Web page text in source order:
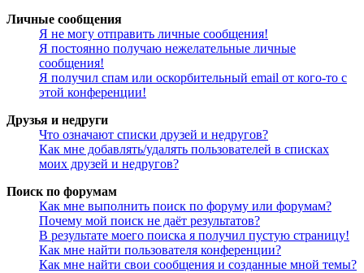
Личные сообщения
Я не могу отправить личные сообщения!
Я постоянно получаю нежелательные личные
сообщения!
Я получил спам или оскорбительный email от кого-то с
этой конференции!
Друзья и недруги
Что означают списки друзей и недругов?
Как мне добавлять/удалять пользователей в списках
моих друзей и недругов?
Поиск по форумам
Как мне выполнить поиск по форуму или форумам?
Почему мой поиск не даёт результатов?
В результате моего поиска я получил пустую страницу!
Как мне найти пользователя конференции?
Как мне найти свои сообщения и созданные мной темы?